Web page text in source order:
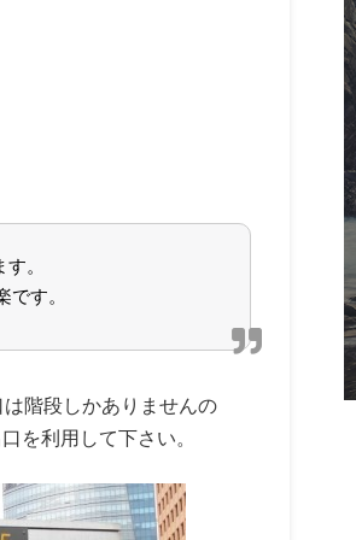
。
す。
階段しかありませんの
を利用して下さい。